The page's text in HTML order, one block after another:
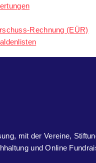
Rechnung (EÜR)
mit der Vereine,
und Online